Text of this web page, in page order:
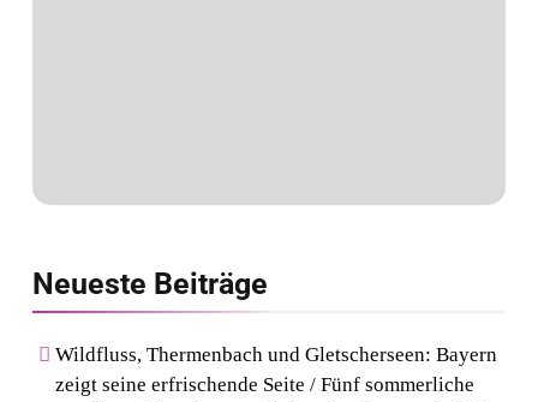
Neueste Beiträge
Wildfluss, Thermenbach und Gletscherseen: Bayern
zeigt seine erfrischende Seite / Fünf sommerliche